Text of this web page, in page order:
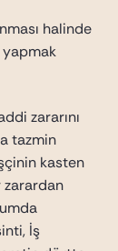
halinde
yapmak
zararını
tazmin
kasten
zarardan
İş